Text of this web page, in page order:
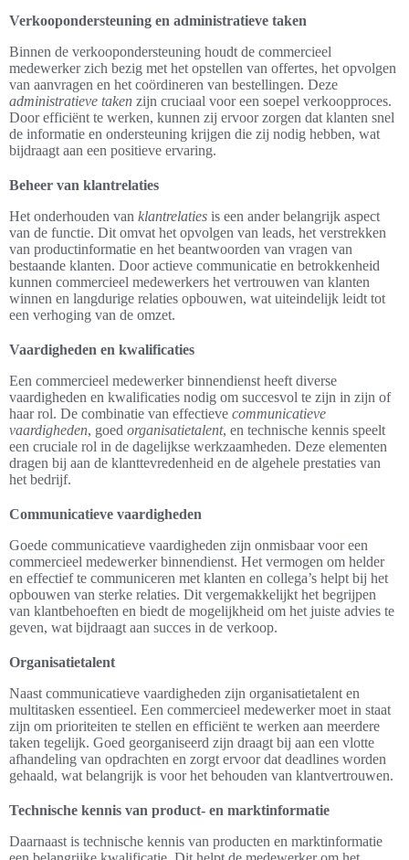
Verkoopondersteuning en administratieve taken
Binnen de verkoopondersteuning houdt de commercieel
medewerker zich bezig met het opstellen van offertes, het opvolgen
van aanvragen en het coördineren van bestellingen. Deze
administratieve taken zijn cruciaal voor een soepel verkoopproces.
Door efficiënt te werken, kunnen zij ervoor zorgen dat klanten snel
de informatie en ondersteuning krijgen die zij nodig hebben, wat
bijdraagt aan een positieve ervaring.
Beheer van klantrelaties
Het onderhouden van klantrelaties is een ander belangrijk aspect
van de functie. Dit omvat het opvolgen van leads, het verstrekken
van productinformatie en het beantwoorden van vragen van
bestaande klanten. Door actieve communicatie en betrokkenheid
kunnen commercieel medewerkers het vertrouwen van klanten
winnen en langdurige relaties opbouwen, wat uiteindelijk leidt tot
een verhoging van de omzet.
Vaardigheden en kwalificaties
Een commercieel medewerker binnendienst heeft diverse
vaardigheden en kwalificaties nodig om succesvol te zijn in zijn of
haar rol. De combinatie van effectieve communicatieve
vaardigheden, goed organisatietalent, en technische kennis speelt
een cruciale rol in de dagelijkse werkzaamheden. Deze elementen
dragen bij aan de klanttevredenheid en de algehele prestaties van
het bedrijf.
Communicatieve vaardigheden
Goede communicatieve vaardigheden zijn onmisbaar voor een
commercieel medewerker binnendienst. Het vermogen om helder
en effectief te communiceren met klanten en collega’s helpt bij het
opbouwen van sterke relaties. Dit vergemakkelijkt het begrijpen
van klantbehoeften en biedt de mogelijkheid om het juiste advies te
geven, wat bijdraagt aan succes in de verkoop.
Organisatietalent
Naast communicatieve vaardigheden zijn organisatietalent en
multitasken essentieel. Een commercieel medewerker moet in staat
zijn om prioriteiten te stellen en efficiënt te werken aan meerdere
taken tegelijk. Goed georganiseerd zijn draagt bij aan een vlotte
afhandeling van opdrachten en zorgt ervoor dat deadlines worden
gehaald, wat belangrijk is voor het behouden van klantvertrouwen.
Technische kennis van product- en marktinformatie
Daarnaast is technische kennis van producten en marktinformatie